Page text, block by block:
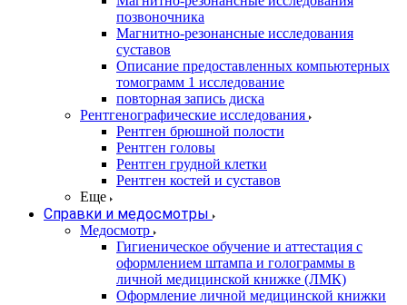
позвоночника
Магнитно-резонансные исследования
суставов
Описание предоставленных компьютерных
томограмм 1 исследование
повторная запись диска
Рентгенографические исследования
Рентген брюшной полости
Рентген головы
Рентген грудной клетки
Рентген костей и суставов
Еще
Справки и медосмотры
Медосмотр
Гигиеническое обучение и аттестация с
оформлением штампа и голограммы в
личной медицинской книжке (ЛМК)
Оформление личной медицинской книжки